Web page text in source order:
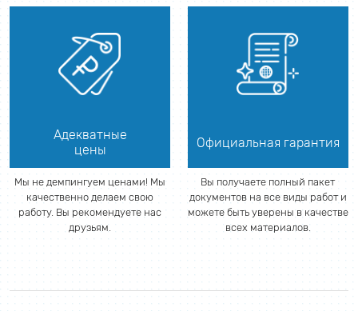
Адекватные
цены
Мы не демпингуем ценами! Мы
качественно делаем свою
работу. Вы рекомендуете нас
друзьям.
Официальная гарантия
Вы получаете полный пакет
документов на все виды работ и
можете быть уверены в качестве
всех материалов.